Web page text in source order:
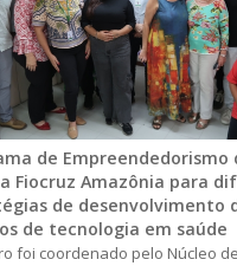
de Empreendedorismo
Fiocruz Amazônia para
de desenvolvimento
de tecnologia em saúde
foi coordenado pelo Núcleo